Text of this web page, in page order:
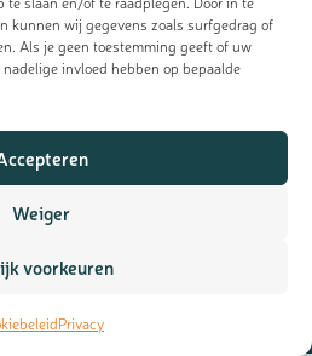
kunnen wij gegevens zoals surfgedrag of
Als je geen toestemming geeft of uw
invloed hebben op bepaalde
Weiger
voorkeuren
Privacy
nieuwsbrief
nieuws en aanbiedingen als eerst